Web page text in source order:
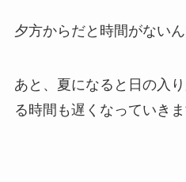
夕方からだと時間がないん
あと、夏になると日の入
る時間も遅くなっていきま